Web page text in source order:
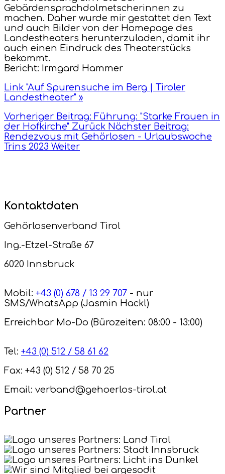
Gebärdensprachdolmetscherinnen zu
machen. Daher wurde mir gestattet den Text
und auch Bilder von der Homepage des
Landestheaters herunterzuladen, damit ihr
auch einen Eindruck des Theaterstücks
bekommt.
Bericht: Irmgard Hammer
Link "Auf Spurensuche im Berg | Tiroler
Landestheater" »
Vorheriger Beitrag: Führung: "Starke Frauen in
der Hofkirche" Zurück Nächster Beitrag:
Rendezvous mit Gehörlosen - Urlaubswoche
Trins 2023 Weiter
Kontaktdaten
Gehörlosenverband Tirol
Ing.-Etzel-Straße 67
6020 Innsbruck
Mobil: +43 (0) 678 / 13 29 707 - nur
SMS/WhatsApp (Jasmin Hackl)
Erreichbar Mo-Do (Bürozeiten: 08:00 - 13:00)
Tel: +43 (0) 512 / 58 61 62
Fax: +43 (0) 512 / 58 70 25
Email: verband@gehoerlos-tirol.at
Partner